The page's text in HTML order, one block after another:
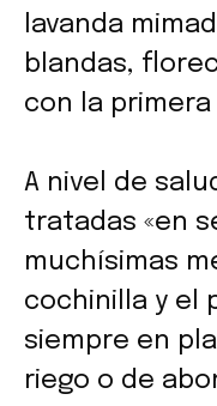
lavanda
blandas,
con la
A nivel de
tratadas «en
muchísimas
cochinilla y el
siempre en
riego o de